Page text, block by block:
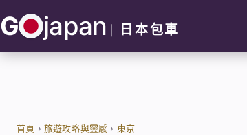
至
主
G japan 日本包車
首頁 › 旅遊攻略與靈感 › 東京